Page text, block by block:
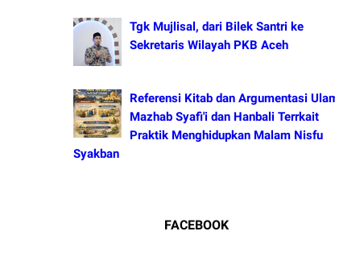
Tgk Mujlisal, dari Bilek Santri ke
Sekretaris Wilayah PKB Aceh
Referensi Kitab dan Argumentasi Ulama
Mazhab Syafi'i dan Hanbali Terrkait
Praktik Menghidupkan Malam Nisfu
Syakban
FACEBOOK